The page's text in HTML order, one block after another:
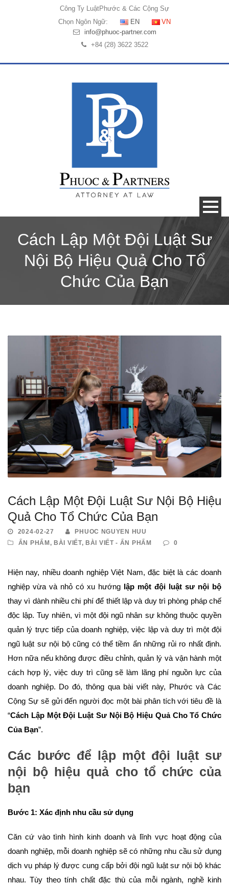
Công Ty LuậtPhước & Các Cộng Sự
Chọn Ngôn Ngữ:
EN
VN
info@phuoc-partner.com
+84 (28) 3622 3522
Cách Lập Một Đội Luật Sư
Nội Bộ Hiệu Quả Cho Tổ
Chức Của Bạn
Cách Lập Một Đội Luật Sư Nội Bộ Hiệu
Quả Cho Tổ Chức Của Bạn
2024-02-27
PHUOC NGUYEN HUU
ẤN PHẨM , BÀI VIẾT, BÀI VIẾT - ẤN PHẨM 0
Hiện nay, nhiều doanh nghiệp Việt Nam, đặc biệt là các doanh
nghiệp vừa và nhỏ có xu hướng lập một đội luật sư nội bộ
thay vì dành nhiều chi phí để thiết lập và duy trì phòng pháp chế
độc lập. Tuy nhiên, vì một đội ngũ nhân sự không thuộc quyền
quản lý trực tiếp của doanh nghiệp, việc lập và duy trì một đội
ngũ luật sư nội bộ cũng có thể tiềm ẩn những rủi ro nhất định.
Hơn nữa nếu không được điều chỉnh, quản lý và vận hành một
cách hợp lý, việc duy trì cũng sẽ làm lãng phí nguồn lực của
doanh nghiệp. Do đó, thông qua bài viết này, Phước và Các
Cộng Sự sẽ gửi đến người đọc một bài phân tích với tiêu đề là
“Cách Lập Một Đội Luật Sư Nội Bộ Hiệu Quả Cho Tổ Chức
Của Bạn”.
Các bước để lập một đội luật sư
nội bộ hiệu quả cho tổ chức của
bạn
Bước 1: Xác định nhu cầu sử dụng
Căn cứ vào tình hình kinh doanh và lĩnh vực hoạt động của
doanh nghiệp, mỗi doanh nghiệp sẽ có những nhu cầu sử dụng
dịch vụ pháp lý được cung cấp bởi đội ngũ luật sư nội bộ khác
nhau. Tùy theo tính chất đặc thù của mỗi ngành, nghề kinh